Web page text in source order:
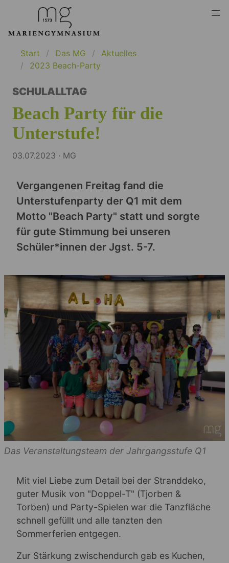
Start Das MG
Aktuelles
2023 Beach-Party
SCHULALLTAG
Beach Party für die
Unterstufe!
03.07.2023 · MG
Vergangenen Freitag fand die
Unterstufenparty der Q1 mit dem
Motto "Beach Party" statt und sorgte
für gute Stimmung bei unseren
Schüler*innen der Jgst. 5-7.
Das Veranstaltungsteam der Jahrgangsstufe Q1
Mit viel Liebe zum Detail bei der Stranddeko,
guter Musik von "Doppel-T" (Tjorben &
Torben) und Party-Spielen war die Tanzfläche
schnell gefüllt und alle tanzten den
Sommerferien entgegen.
Zur Stärkung zwischendurch gab es Kuchen,